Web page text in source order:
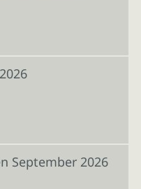
September 2026